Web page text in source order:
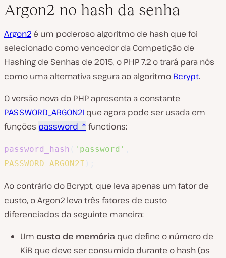
Argon2 no hash da senha
Argon2 é um poderoso algoritmo de hash que foi
selecionado como vencedor da Competição de
Hashing de Senhas de 2015, o PHP 7.2 o trará para nós
como uma alternativa segura ao algoritmo Bcrypt.
O versão nova do PHP apresenta a constante
PASSWORD_ARGON2I que agora pode ser usada em
funções password_* functions:
password_hash 'password'
PASSWORD_ARGON2I
Ao contrário do Bcrypt, que leva apenas um fator de
custo, o Argon2 leva três fatores de custo
diferenciados da seguinte maneira:
Um custo de memória que define o número de
KiB que deve ser consumido durante o hash (os